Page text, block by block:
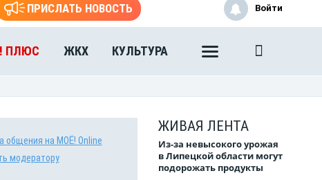
ПРИСЛАТЬ НОВОСТЬ
ПЛЮС ЖКХ КУЛЬТУРА
Войти
общения на МОЁ! Online
модератору
ЖИВАЯ ЛЕНТА
Из-за невысокого урожая
в Липецкой области могут
подорожать продукты